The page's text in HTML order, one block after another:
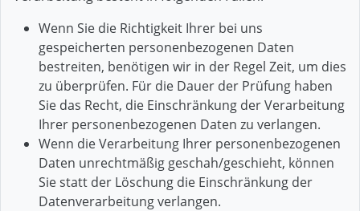
Wenn Sie die Richtigkeit Ihrer bei uns
gespeicherten personenbezogenen Daten
bestreiten, benötigen wir in der Regel Zeit, um dies
zu überprüfen. Für die Dauer der Prüfung haben
Sie das Recht, die Einschränkung der Verarbeitung
Ihrer personenbezogenen Daten zu verlangen.
Wenn die Verarbeitung Ihrer personenbezogenen
Daten unrechtmäßig geschah/geschieht, können
Sie statt der Löschung die Einschränkung der
Datenverarbeitung verlangen.